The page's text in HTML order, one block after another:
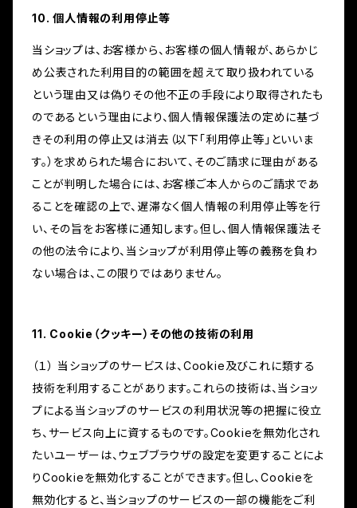
10. 個人情報の利用停止等
当ショップは、お客様から、お客様の個人情報が、あらかじ
め公表された利用目的の範囲を超えて取り扱われている
という理由又は偽りその他不正の手段により取得されたも
のであるという理由により、個人情報保護法の定めに基づ
きその利用の停止又は消去（以下「利用停止等」といいま
す。）を求められた場合において、そのご請求に理由がある
ことが判明した場合には、お客様ご本人からのご請求であ
ることを確認の上で、遅滞なく個人情報の利用停止等を行
い、その旨をお客様に通知します。但し、個人情報保護法そ
の他の法令により、当ショップが利用停止等の義務を負わ
ない場合は、この限りではありません。
11. Cookie（クッキー）その他の技術の利用
（１） 当ショップのサービスは、Cookie及びこれに類する
技術を利用することがあります。これらの技術は、当ショッ
プによる当ショップのサービスの利用状況等の把握に役立
ち、サービス向上に資するものです。Cookieを無効化され
たいユーザーは、ウェブブラウザの設定を変更することによ
りCookieを無効化することができます。但し、Cookieを
無効化すると、当ショップのサービスの一部の機能をご利